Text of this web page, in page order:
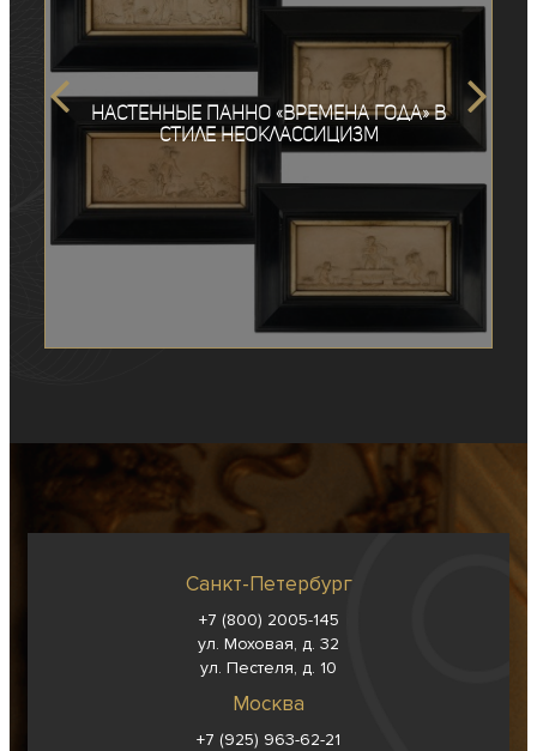
Настенные панно «Времена года» в
стиле неоклассицизм
Санкт-Петербург
+7 (800) 2005-145
ул. Моховая, д. 32
ул. Пестеля, д. 10
Москва
+7 (925) 963-62-21